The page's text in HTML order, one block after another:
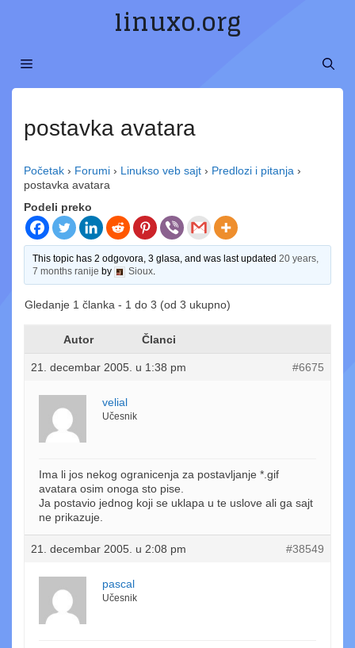
linuxo.org
MENI
postavka avatara
Početak › Forumi › Linukso veb sajt › Predlozi i pitanja ›
postavka avatara
Podeli preko
This topic has 2 odgovora, 3 glasa, and was last updated20 years,
7 months ranije by Sioux
Gledanje 1 članka - 1 do 3 (od 3 ukupno)
Autor Članci
21. decembar 2005. u 1:38 pm #6675
velial
Učesnik
Ima li jos nekog ogranicenja za postavljanje *.gif
avatara osim onoga sto pise.
Ja postavio jednog koji se uklapa u te uslove ali ga sajt
ne prikazuje.
21. decembar 2005. u 2:08 pm #38549
pascal
Učesnik